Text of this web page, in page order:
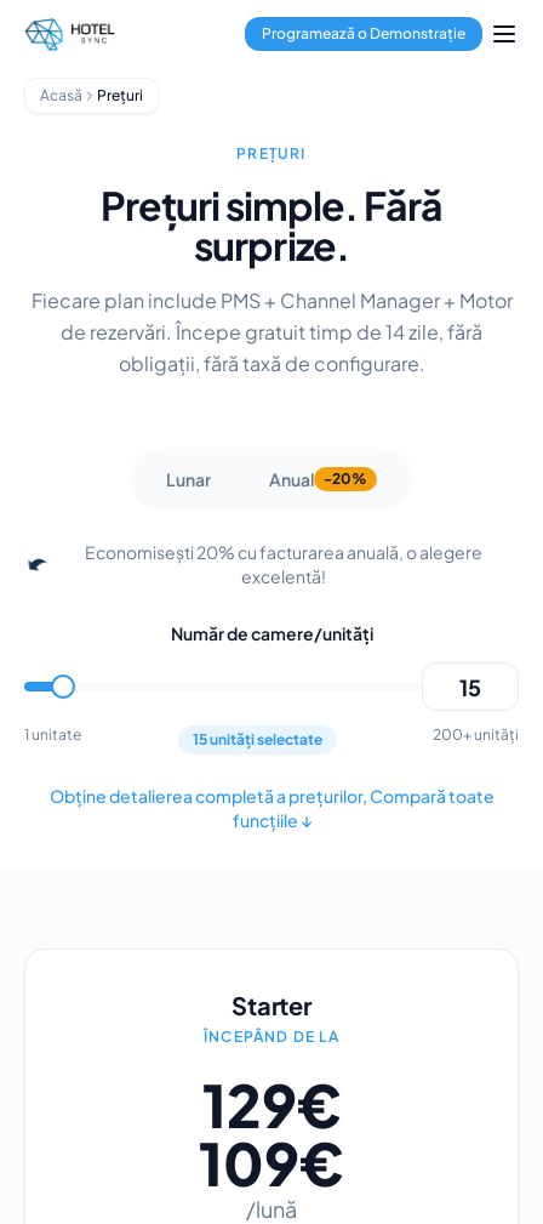
Sari la conținutul principal
Management de proprietăți
Channel Manager
Procesare plăți
Aplicație Housekeeping
Închirieri de vacanță
Administratori de proprietăți
Securitate și încredere
Prețuri
Calculator ROI pentru hoteluri
Cariere
Programează o Demonstrație
Acasă Prețuri
PREȚURI
Prețuri simple. Fără
surprize.
Fiecare plan include PMS + Channel Manager + Motor
de rezervări. Începe gratuit timp de 14 zile, fără
obligații, fără taxă de configurare.
Lunar Anual -20%
Economisești 20% cu facturarea anuală, o alegere
excelentă!
Număr de camere/unități
1 unitate 15 unități selectate 200+ unități
Obține detalierea completă a prețurilor, Compară toate
funcțiile ↓
Starter
ÎNCEPÂND DE LA
129€
109€
/lună